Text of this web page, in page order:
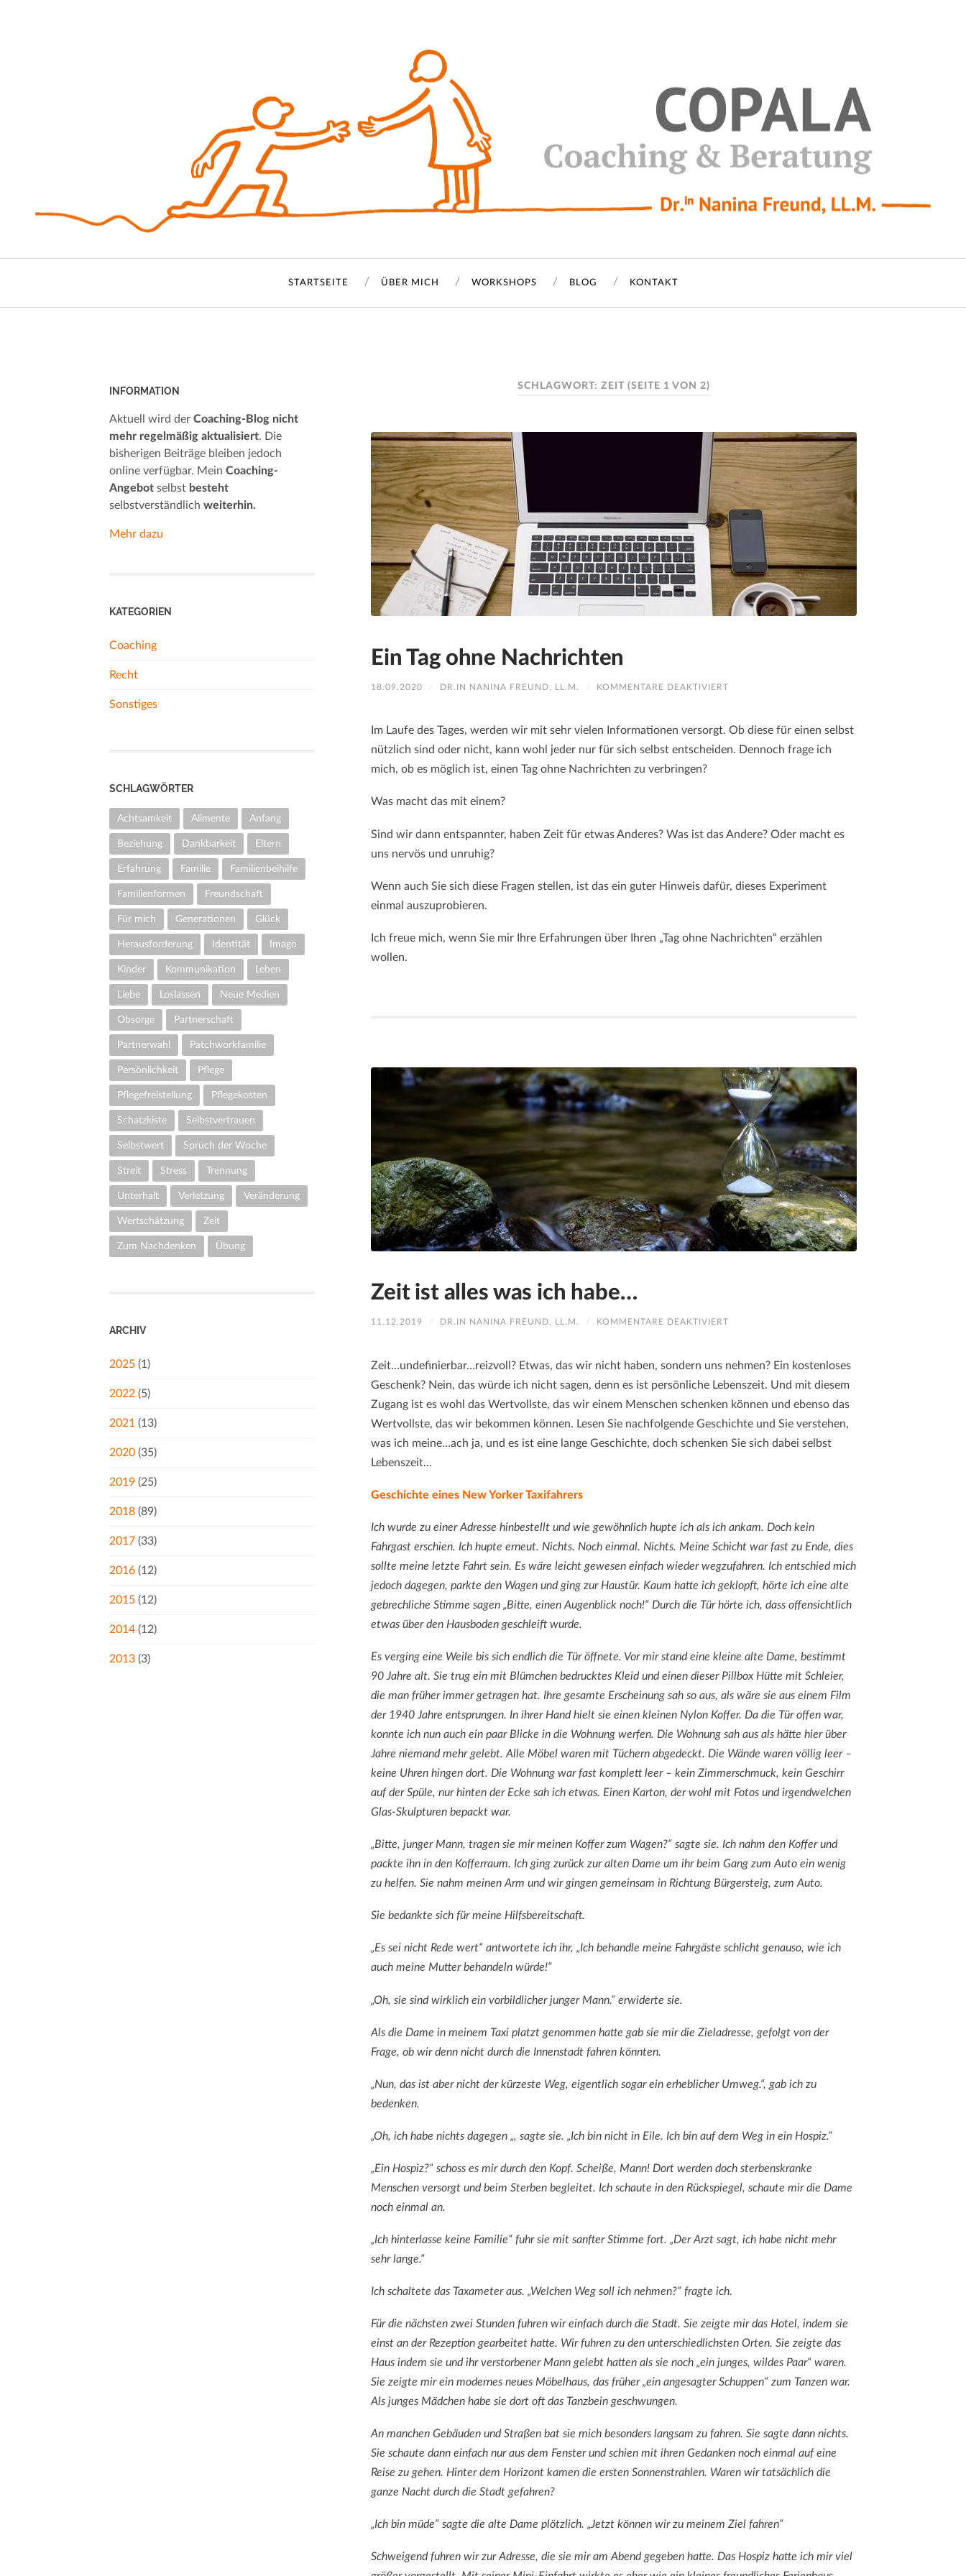
STARTSEITE ÜBER MICH WORKSHOPS BLOG KONTAKT
SCHLAGWORT: ZEIT (SEITE 1 VON 2)
Ein Tag ohne Nachrichten
18.09.2020 / DR.IN NANINA FREUND, LL.M. / KOMMENTARE DEAKTIVIERT
NACHRICHTEN
Im Laufe des Tages, werden wir mit sehr vielen Informationen versorgt. Ob diese für einen selbst
nützlich sind oder nicht, kann wohl jeder nur für sich selbst entscheiden. Dennoch frage ich
mich, ob es möglich ist, einen Tag ohne Nachrichten zu verbringen?
Was macht das mit einem?
Sind wir dann entspannter, haben Zeit für etwas Anderes? Was ist das Andere? Oder macht es
uns nervös und unruhig?
Wenn auch Sie sich diese Fragen stellen, ist das ein guter Hinweis dafür, dieses Experiment
einmal auszuprobieren.
Ich freue mich, wenn Sie mir Ihre Erfahrungen über Ihren „Tag ohne Nachrichten“ erzählen
wollen.
Zeit ist alles was ich habe…
11.12.2019 / DR.IN NANINA FREUND, LL.M. / KOMMENTARE DEAKTIVIERT
WAS
ICH
HABE…
Zeit…undefinierbar…reizvoll? Etwas, das wir nicht haben, sondern uns nehmen? Ein kostenloses
Geschenk? Nein, das würde ich nicht sagen, denn es ist persönliche Lebenszeit. Und mit diesem
Zugang ist es wohl das Wertvollste, das wir einem Menschen schenken können und ebenso das
Wertvollste, das wir bekommen können. Lesen Sie nachfolgende Geschichte und Sie verstehen,
was ich meine…ach ja, und es ist eine lange Geschichte, doch schenken Sie sich dabei selbst
Lebenszeit…
Geschichte eines New Yorker Taxifahrers
Ich wurde zu einer Adresse hinbestellt und wie gewöhnlich hupte ich als ich ankam. Doch kein
Fahrgast erschien. Ich hupte erneut. Nichts. Noch einmal. Nichts. Meine Schicht war fast zu Ende, dies
sollte meine letzte Fahrt sein. Es wäre leicht gewesen einfach wieder wegzufahren. Ich entschied mich
jedoch dagegen, parkte den Wagen und ging zur Haustür. Kaum hatte ich geklopft, hörte ich eine alte
gebrechliche Stimme sagen „Bitte, einen Augenblick noch!“ Durch die Tür hörte ich, dass offensichtlich
etwas über den Hausboden geschleift wurde.
Es verging eine Weile bis sich endlich die Tür öffnete. Vor mir stand eine kleine alte Dame, bestimmt
90 Jahre alt. Sie trug ein mit Blümchen bedrucktes Kleid und einen dieser Pillbox Hütte mit Schleier,
die man früher immer getragen hat. Ihre gesamte Erscheinung sah so aus, als wäre sie aus einem Film
der 1940 Jahre entsprungen. In ihrer Hand hielt sie einen kleinen Nylon Koffer. Da die Tür offen war,
konnte ich nun auch ein paar Blicke in die Wohnung werfen. Die Wohnung sah aus als hätte hier über
Jahre niemand mehr gelebt. Alle Möbel waren mit Tüchern abgedeckt. Die Wände waren völlig leer –
keine Uhren hingen dort. Die Wohnung war fast komplett leer – kein Zimmerschmuck, kein Geschirr
auf der Spüle, nur hinten der Ecke sah ich etwas. Einen Karton, der wohl mit Fotos und irgendwelchen
Glas-Skulpturen bepackt war.
„Bitte, junger Mann, tragen sie mir meinen Koffer zum Wagen?“ sagte sie. Ich nahm den Koffer und
packte ihn in den Kofferraum. Ich ging zurück zur alten Dame um ihr beim Gang zum Auto ein wenig
zu helfen. Sie nahm meinen Arm und wir gingen gemeinsam in Richtung Bürgersteig, zum Auto.
Sie bedankte sich für meine Hilfsbereitschaft.
„Es sei nicht Rede wert“ antwortete ich ihr, „Ich behandle meine Fahrgäste schlicht genauso, wie ich
auch meine Mutter behandeln würde!“
„Oh, sie sind wirklich ein vorbildlicher junger Mann.“ erwiderte sie.
Als die Dame in meinem Taxi platzt genommen hatte gab sie mir die Zieladresse, gefolgt von der
Frage, ob wir denn nicht durch die Innenstadt fahren könnten.
„Nun, das ist aber nicht der kürzeste Weg, eigentlich sogar ein erheblicher Umweg.“, gab ich zu
bedenken.
„Oh, ich habe nichts dagegen „, sagte sie. „Ich bin nicht in Eile. Ich bin auf dem Weg in ein Hospiz.“
„Ein Hospiz?“ schoss es mir durch den Kopf. Scheiße, Mann! Dort werden doch sterbenskranke
Menschen versorgt und beim Sterben begleitet. Ich schaute in den Rückspiegel, schaute mir die Dame
noch einmal an.
„Ich hinterlasse keine Familie“ fuhr sie mit sanfter Stimme fort. „Der Arzt sagt, ich habe nicht mehr
sehr lange.“
Ich schaltete das Taxameter aus. „Welchen Weg soll ich nehmen?“ fragte ich.
Für die nächsten zwei Stunden fuhren wir einfach durch die Stadt. Sie zeigte mir das Hotel, indem sie
einst an der Rezeption gearbeitet hatte. Wir fuhren zu den unterschiedlichsten Orten. Sie zeigte das
Haus indem sie und ihr verstorbener Mann gelebt hatten als sie noch „ein junges, wildes Paar“ waren.
Sie zeigte mir ein modernes neues Möbelhaus, das früher „ein angesagter Schuppen“ zum Tanzen war.
Als junges Mädchen habe sie dort oft das Tanzbein geschwungen.
An manchen Gebäuden und Straßen bat sie mich besonders langsam zu fahren. Sie sagte dann nichts.
Sie schaute dann einfach nur aus dem Fenster und schien mit ihren Gedanken noch einmal auf eine
Reise zu gehen. Hinter dem Horizont kamen die ersten Sonnenstrahlen. Waren wir tatsächlich die
ganze Nacht durch die Stadt gefahren?
„Ich bin müde“ sagte die alte Dame plötzlich. „Jetzt können wir zu meinem Ziel fahren“
Schweigend fuhren wir zur Adresse, die sie mir am Abend gegeben hatte. Das Hospiz hatte ich mir viel
INFORMATION
Aktuell wird der Coaching-Blog nicht
mehr regelmäßig aktualisiert. Die
bisherigen Beiträge bleiben jedoch
online verfügbar. Mein Coaching-
Angebot selbst besteht
selbstverständlich weiterhin.
Mehr dazu
KATEGORIEN
Coaching
Recht
Sonstiges
SCHLAGWÖRTER
Achtsamkeit Alimente Anfang
Beziehung Dankbarkeit Eltern
Erfahrung Familie Familienbeihilfe
Familienformen Freundschaft
Für mich Generationen Glück
Herausforderung Identität Imago
Kinder Kommunikation Leben
Liebe Loslassen Neue Medien
Obsorge Partnerschaft
Partnerwahl Patchworkfamilie
Persönlichkeit Pflege
Pflegefreistellung Pflegekosten
Schatzkiste Selbstvertrauen
Selbstwert Spruch der Woche
Streit Stress Trennung
Unterhalt Verletzung Veränderung
Wertschätzung Zeit
Zum Nachdenken Übung
ARCHIV
2025 (1)
2022 (5)
2021 (13)
2020 (35)
2019 (25)
2018 (89)
2017 (33)
2016 (12)
2015 (12)
2014 (12)
2013 (3)